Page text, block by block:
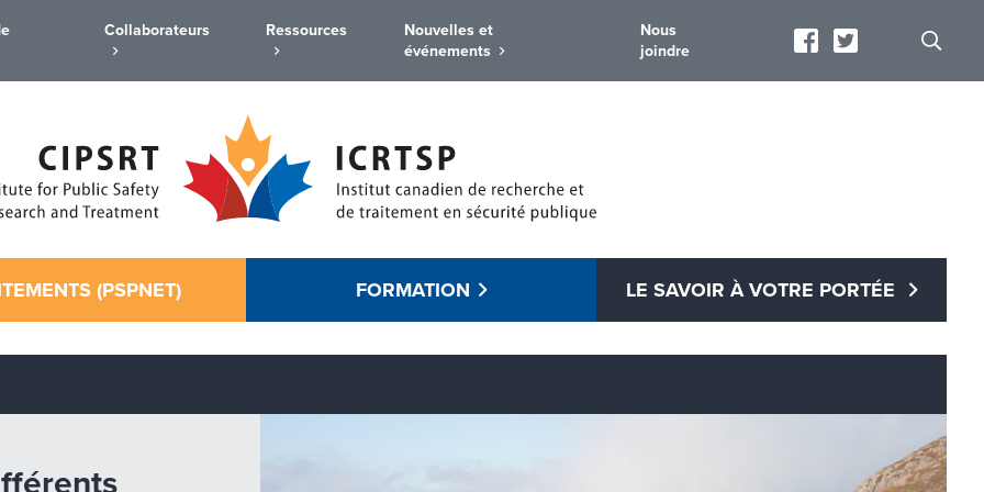
Collaborateurs Ressources
Nouvelles et
événements
Nous
joindre
(PSPNET) FORMATION LE SAVOIR À VOTRE PORTÉE